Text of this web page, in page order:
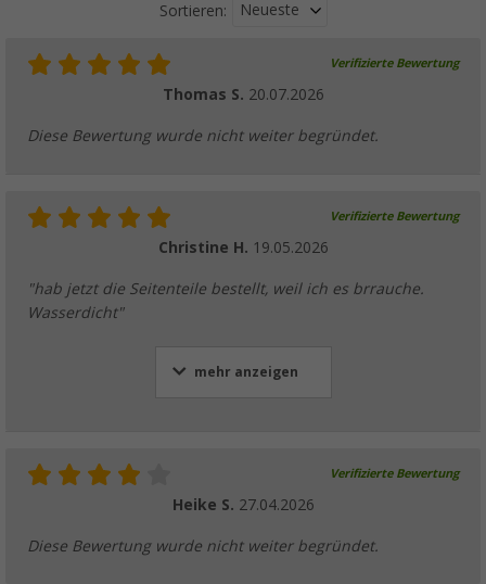
Sortieren: Neueste
Verifizierte Bewertung
Thomas S. 20.07.2026
Diese Bewertung wurde nicht weiter begründet.
Verifizierte Bewertung
Christine H. 19.05.2026
"hab jetzt die Seitenteile bestellt, weil ich es brrauche.
Wasserdicht"
mehr anzeigen
Verifizierte Bewertung
Heike S. 27.04.2026
Diese Bewertung wurde nicht weiter begründet.